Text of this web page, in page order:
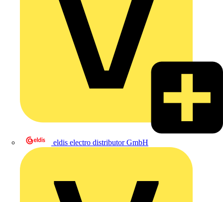
eldis electro distributor GmbH